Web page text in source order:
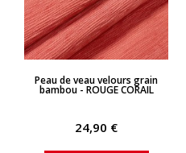
APERÇU RAPIDE
Peau de veau velours grain
bambou - ROUGE CORAIL
24,90 €